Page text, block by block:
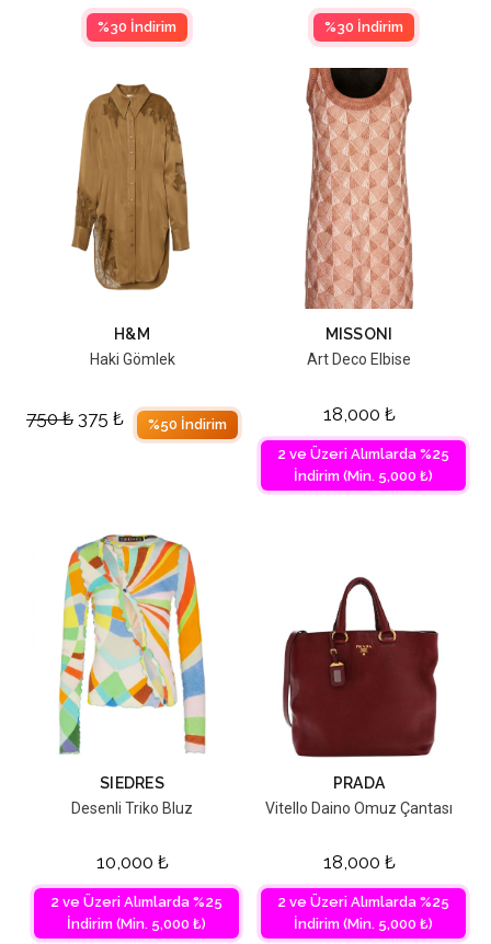
%30 İndirim %30 İndirim
H&M
Haki Gömlek
750₺ 375 ₺ %50 İndirim
MISSONI
Art Deco Elbise
18,000 ₺
2 ve Üzeri Alımlarda %25
İndirim (Min. 5,000 ₺)
SIEDRES
Desenli Triko Bluz
10,000 ₺
2 ve Üzeri Alımlarda %25
İndirim (Min. 5,000 ₺)
PRADA
Vitello Daino Omuz Çantası
18,000 ₺
2 ve Üzeri Alımlarda %25
İndirim (Min. 5,000 ₺)